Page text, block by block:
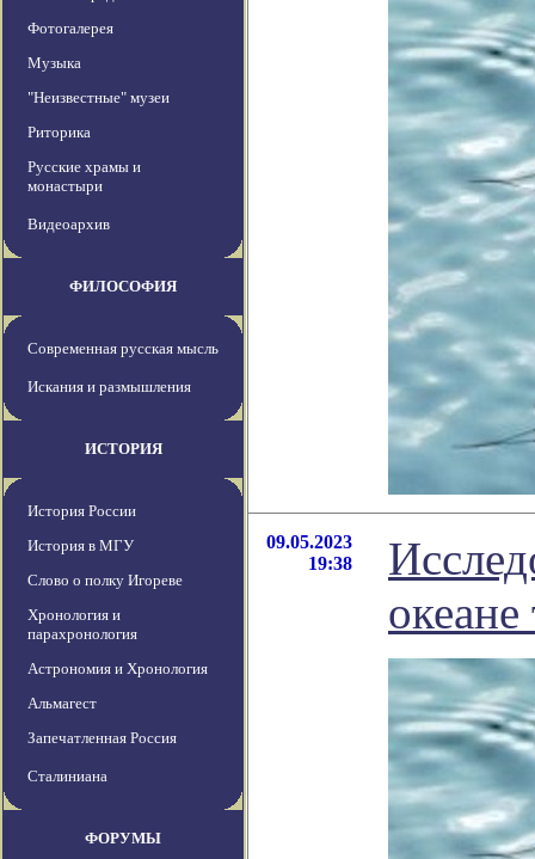
Фотогалерея
Музыка
"Неизвестные" музеи
Риторика
Русские храмы и
монастыри
Видеоархив
ФИЛОСОФИЯ
Современная русская мысль
Искания и размышления
ИСТОРИЯ
История России
История в МГУ
Слово о полку Игореве
Хронология и
парахронология
Астрономия и Хронология
Альмагест
Запечатленная Россия
Сталиниана
ФОРУМЫ
09.05.2023
19:38